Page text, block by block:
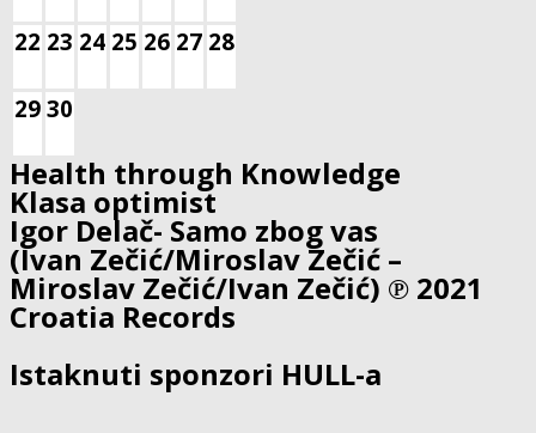
22 23 24 25 26 27 28
29 30
Health through Knowledge
Klasa optimist
Igor Delač- Samo zbog vas
(Ivan Zečić/Miroslav Zečić –
Miroslav Zečić/Ivan Zečić) ℗ 2021
Croatia Records
Istaknuti sponzori HULL-a